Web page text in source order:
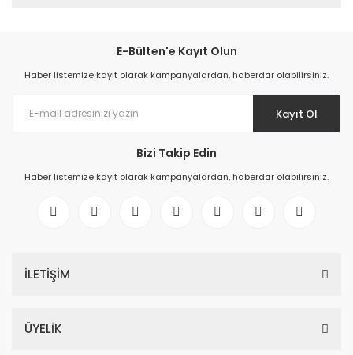
E-Bülten'e Kayıt Olun
Haber listemize kayıt olarak kampanyalardan, haberdar olabilirsiniz.
Kayıt Ol
Bizi Takip Edin
Haber listemize kayıt olarak kampanyalardan, haberdar olabilirsiniz.
İLETİŞİM
ÜYELİK